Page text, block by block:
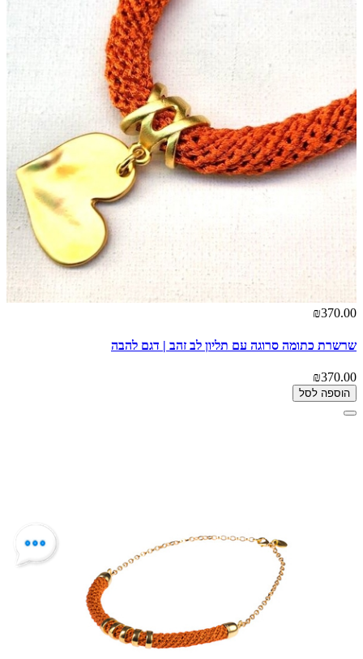
₪370.00
שרשרת כתומה סרוגה עם תליון לב זהב | דגם להבה
₪370.00
הוספה לסל